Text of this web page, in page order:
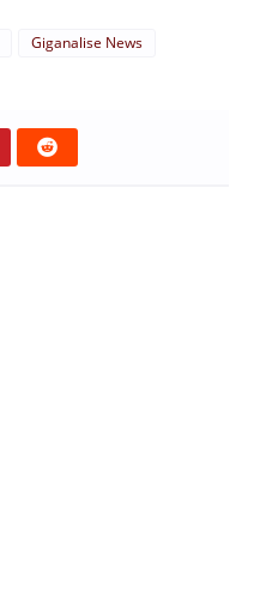
Giganalise News